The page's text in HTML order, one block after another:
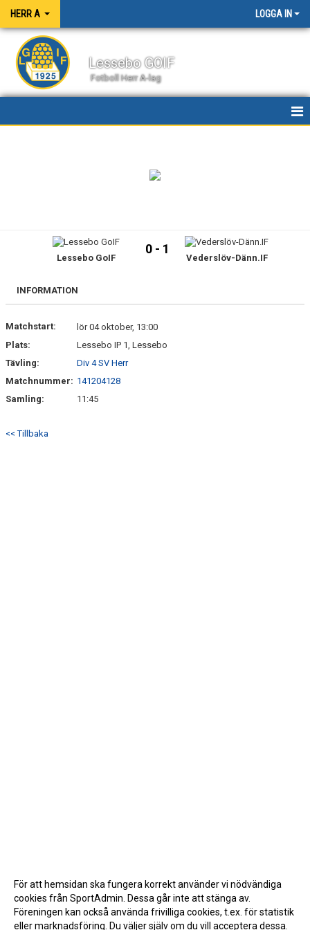
HERR A LOGGA IN
Lessebo GOIF
Fotboll Herr A-lag
BILDGALLERI
KONTAKT
Lessebo GoIF
0 - 1
Vederslöv-Dänn.IF
INFORMATION
Matchstart:
lör 04 oktober, 13:00
Plats:
Lessebo IP 1, Lessebo
Tävling:
Div 4 SV Herr
Matchnummer: 141204128
Samling:
11:45
<< Tillbaka
För att hemsidan ska fungera korrekt använder vi nödvändiga
cookies från SportAdmin. Dessa går inte att stänga av.
Föreningen kan också använda frivilliga cookies, t.ex. för statistik
eller marknadsföring. Du väljer själv om du vill acceptera dessa.